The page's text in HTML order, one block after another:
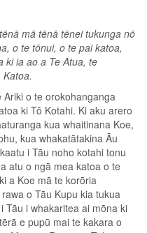
mā tēnā tēnei tukunga nō
o te tōnui, o te pai katoa,
ki ia ao a Te Atua, te
Ariki o te orokohanganga
ki Tō Kotahi. Ki aku arero
kua whaitinana Koe,
kua whakatātakina Āu
i Tāu noho kotahi tonu
atu o ngā mea katoa o te
a Koe mā te korōria
o Tāu Kupu kia tukua
Tāu i whakaritea ai mōna ki
e pupū mai te kakara o